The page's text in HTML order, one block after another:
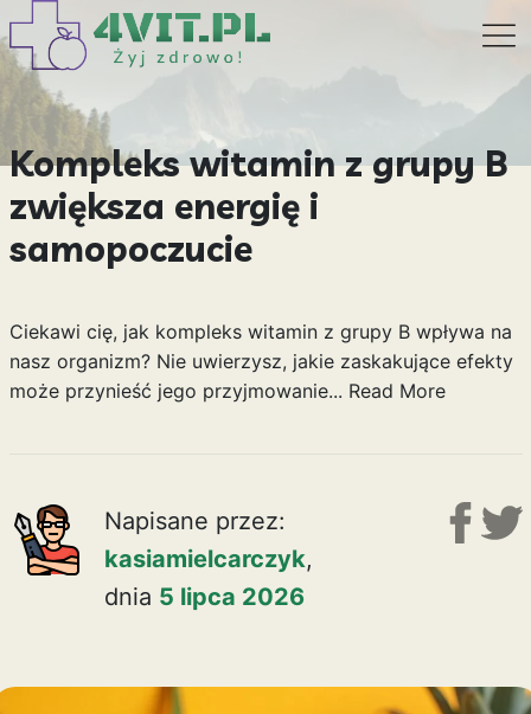
Kompleks witamin z grupy B
zwiększa energię i
samopoczucie
Ciekawi cię, jak kompleks witamin z grupy B wpływa na
nasz organizm? Nie uwierzysz, jakie zaskakujące efekty
może przynieść jego przyjmowanie... Read More
Napisane przez:
kasiamielcarczyk,
dnia 5 lipca 2026